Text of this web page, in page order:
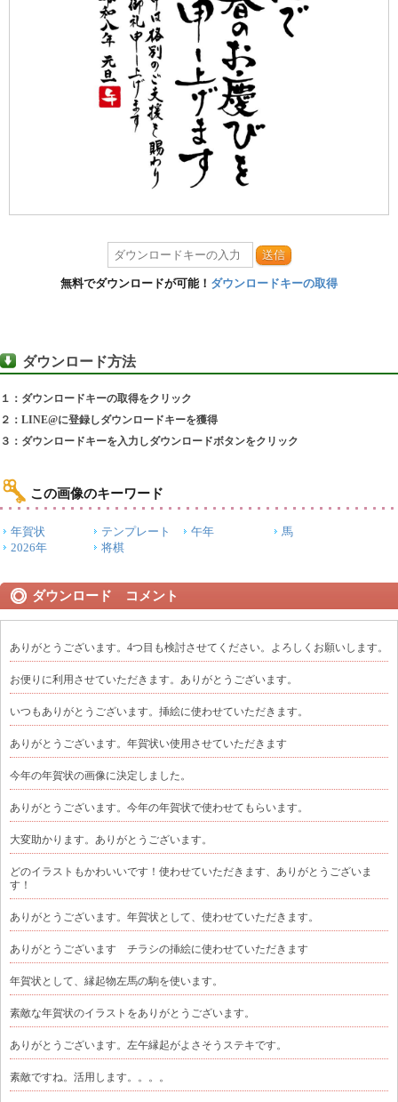
送信
無料でダウンロードが可能！ ダウンロードキーの取得
ダウンロード方法
１：ダウンロードキーの取得をクリック
２：LINE@に登録しダウンロードキーを獲得
３：ダウンロードキーを入力しダウンロードボタンをクリック
この画像のキーワード
年賀状 テンプレート 午年
馬
2026年
将棋
ダウンロード コメント
ありがとうございます。4つ目も検討させてください。よろしくお願いします。
お便りに利用させていただきます。ありがとうございます。
いつもありがとうございます。挿絵に使わせていただきます。
ありがとうございます。年賀状い使用させていただきます
今年の年賀状の画像に決定しました。
ありがとうございます。今年の年賀状で使わせてもらいます。
大変助かります。ありがとうございます。
どのイラストもかわいいです！使わせていただきます、ありがとうございま
す！
ありがとうございます。年賀状として、使わせていただきます。
ありがとうございます チラシの挿絵に使わせていただきます
年賀状として、縁起物左馬の駒を使います。
素敵な年賀状のイラストをありがとうございます。
ありがとうございます。左午縁起がよさそうステキです。
素敵ですね。活用します。。。。